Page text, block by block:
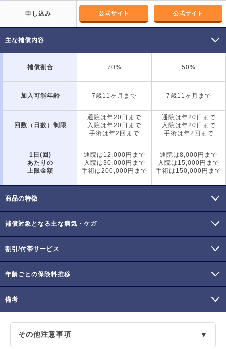
申し込み 公式サイト 公式サイト
主な補償内容
補償割合 70% 50%
加入可能年齢 7歳11ヶ月まで 7歳11ヶ月まで
回数（日数）制限
通院は年20日まで
入院は年20日まで
手術は年2回まで
通院は年20日まで
入院は年20日まで
手術は年2回まで
1日(回)
あたりの
上限金額
通院は12,000円まで
入院は30,000円まで
手術は200,000円まで
通院は8,000円まで
入院は15,000円まで
手術は150,000円まで
商品の特徴
補償対象となる主な病気・ケガ
割引/付帯サービス
年齢ごとの保険料推移
備考
その他注意事項 ▼